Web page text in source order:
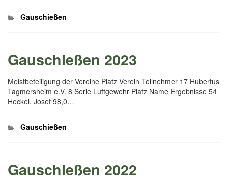
Kategorien
Gauschießen
Gauschießen 2023
Meistbeteiligung der Vereine Platz Verein Teilnehmer 17 Hubertus
Tagmersheim e.V. 8 Serie Luftgewehr Platz Name Ergebnisse 54
Heckel, Josef 98,0…
Kategorien
Gauschießen
Gauschießen 2022